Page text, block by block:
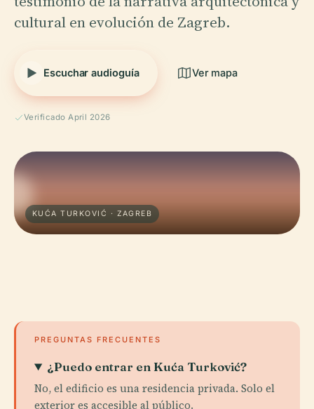
cultural en evolución de Zagreb.
Escuchar audioguía Ver mapa
Verificado April 2026
KUĆA TURKOVIĆ · ZAGREB
PREGUNTAS FRECUENTES
¿Puedo entrar en Kuća Turković?
No, el edificio es una residencia privada. Solo el
exterior es accesible al público.